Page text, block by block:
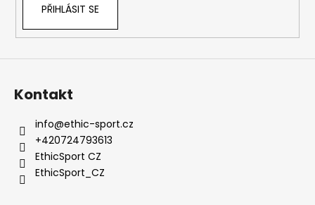
y
PŘIHLÁSIT SE
Kontakt
info@ethic-sport.cz
+420724793613
EthicSport CZ
EthicSport_CZ